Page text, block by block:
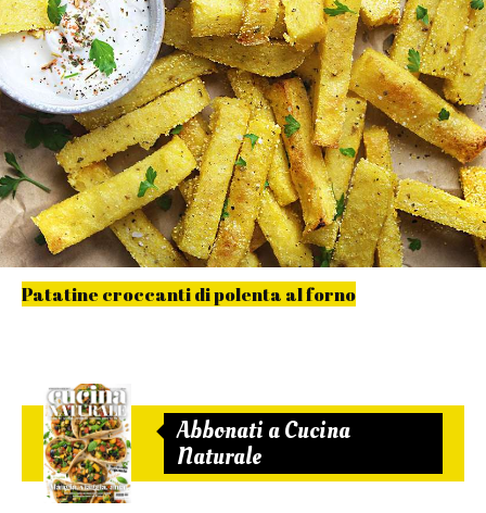
Patatine croccanti di polenta al forno
Abbonati a Cucina
Naturale